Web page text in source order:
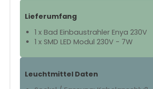
Lieferumfang
1 x Bad Einbaustrahler Enya 230V
1 x SMD LED Modul 230V - 7W
Leuchtmittel Daten